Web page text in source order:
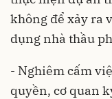
không để xảy ra
dụng nhà thầu
- Nghiêm cấm
quyền, cơ quan